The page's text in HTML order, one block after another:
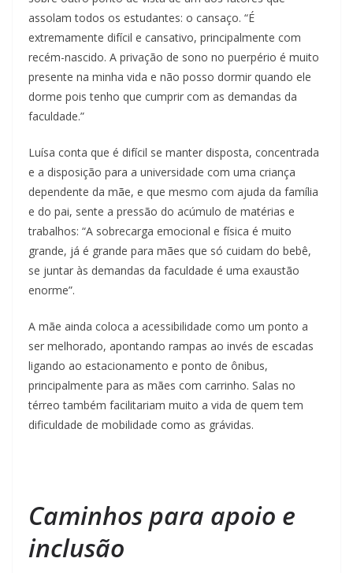
assolam todos os estudantes: o cansaço. “É
extremamente difícil e cansativo, principalmente com
recém-nascido. A privação de sono no puerpério é muito
presente na minha vida e não posso dormir quando ele
dorme pois tenho que cumprir com as demandas da
faculdade.”
Luísa conta que é difícil se manter disposta, concentrada
e a disposição para a universidade com uma criança
dependente da mãe, e que mesmo com ajuda da família
e do pai, sente a pressão do acúmulo de matérias e
trabalhos: “A sobrecarga emocional e física é muito
grande, já é grande para mães que só cuidam do bebê,
se juntar às demandas da faculdade é uma exaustão
enorme”.
A mãe ainda coloca a acessibilidade como um ponto a
ser melhorado, apontando rampas ao invés de escadas
ligando ao estacionamento e ponto de ônibus,
principalmente para as mães com carrinho. Salas no
térreo também facilitariam muito a vida de quem tem
dificuldade de mobilidade como as grávidas.
Caminhos para apoio e
inclusão